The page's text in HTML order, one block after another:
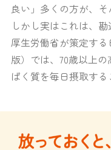
良い」多くの方が、そ
しかし実はこれは、勘
厚生労働省が策定す
版）では、70歳以上
ぱく質を毎日摂取する